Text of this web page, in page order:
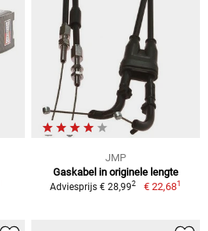
JMP
Gaskabel in originele lengte
Adviesprijs € 28,992 € 22,681